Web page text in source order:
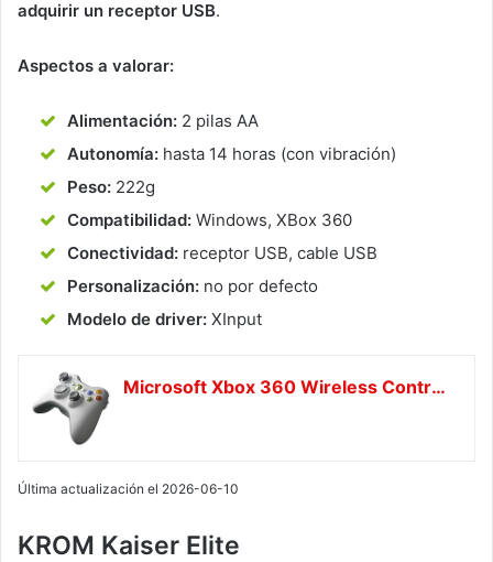
adquirir un receptor USB.
Aspectos a valorar:
Alimentación: 2 pilas AA
Autonomía: hasta 14 horas (con vibración)
Peso: 222g
Compatibilidad: Windows, XBox 360
Conectividad: receptor USB, cable USB
Personalización: no por defecto
Modelo de driver: XInput
Microsoft Xbox 360 Wireless Controller Gamepad
Última actualización el 2026-06-10
KROM Kaiser Elite